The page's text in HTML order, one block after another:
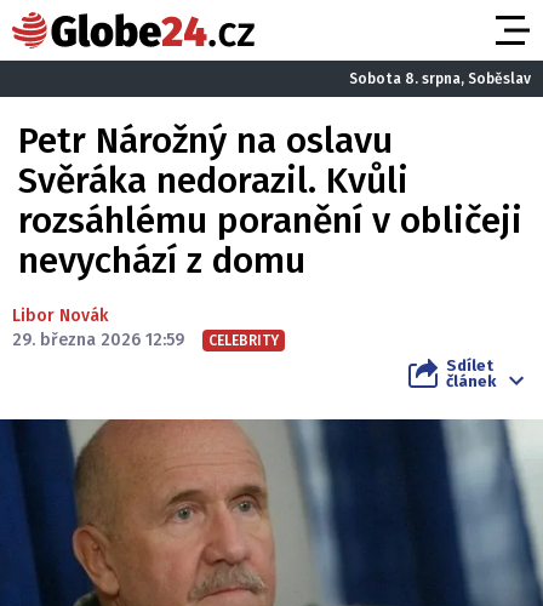
Sobota 8. srpna, Soběslav
Petr Nárožný na oslavu
Svěráka nedorazil. Kvůli
rozsáhlému poranění v obličeji
nevychází z domu
Libor Novák
29. března 2026 12:59
CELEBRITY
Sdílet
článek